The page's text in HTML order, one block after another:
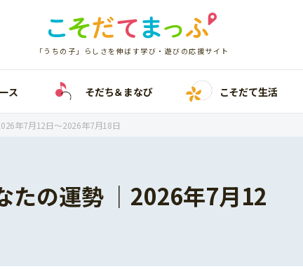
「うちの子」らしさを伸ばす学び・遊びの応援サイト
ス そだち＆まなび こそだて生活
年7月12日〜2026年7月18日
たの運勢 ｜2026年7月12